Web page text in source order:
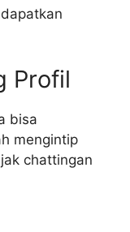
Profil
bisa
mengintip
chattingan